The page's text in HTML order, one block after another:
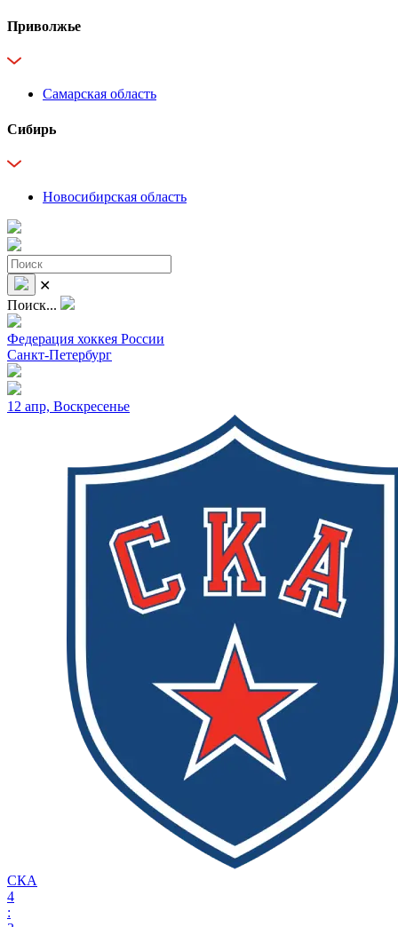
Приволжье
Самарская область
Сибирь
Новосибирская область
✕
Поиск...
Федерация хоккея России
Санкт-Петербург
12 апр, Воскресенье
СКА
4
: